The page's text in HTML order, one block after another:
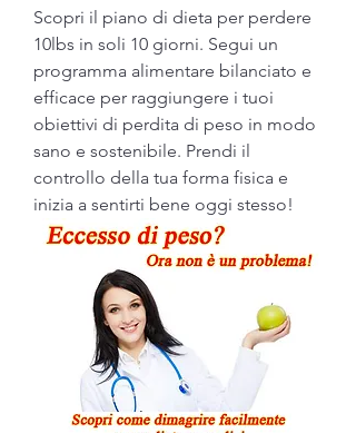
Scopri il piano di dieta per perdere
10lbs in soli 10 giorni. Segui un
programma alimentare bilanciato e
efficace per raggiungere i tuoi
obiettivi di perdita di peso in modo
sano e sostenibile. Prendi il
controllo della tua forma fisica e
inizia a sentirti bene oggi stesso!